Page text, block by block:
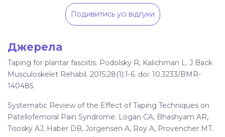
Подивитись усі відгуки
Джерела
Taping for plantar fasciitis. Podolsky R, Kalichman L. J Back
Musculoskelet Rehabil. 2015;28(1):1-6. doi: 10.3233/BMR-
140485.
Systematic Review of the Effect of Taping Techniques on
Patellofemoral Pain Syndrome. Logan CA, Bhashyam AR,
Tisosky AJ, Haber DB, Jorgensen A, Roy A, Provencher MT.